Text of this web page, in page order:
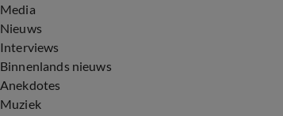
Media
Nieuws
Interviews
Binnenlands nieuws
Anekdotes
Muziek